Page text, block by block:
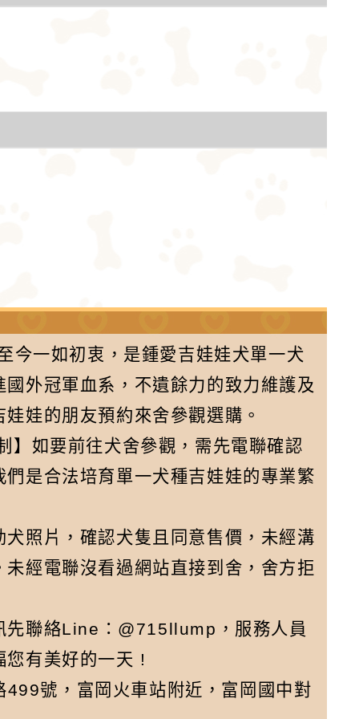
一如初衷，是鍾愛吉娃娃犬單一犬
外冠軍血系，不遺餘力的致力維護及
娃的朋友預約來舍參觀選購。
如要前往犬舍參觀，需先電聯確認
是合法培育單一犬種吉娃娃的專業繁
照片，確認犬隻且同意售價，未經溝
未經電聯沒看過網站直接到舍，舍方拒
聯絡Line：@715llump，服務人員
您有美好的一天 !
號，富岡火車站附近，富岡國中對